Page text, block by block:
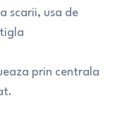
scarii, usa de
prin centrala